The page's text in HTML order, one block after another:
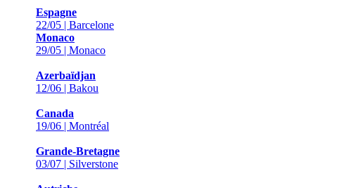
Espagne
22/05 | Barcelone
Monaco
29/05 | Monaco
Azerbaïdjan
12/06 | Bakou
Canada
19/06 | Montréal
Grande-Bretagne
03/07 | Silverstone